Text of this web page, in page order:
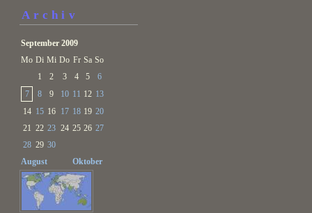
Archiv
September 2009
Mo Di Mi Do Fr Sa So
1
2 3 4 5
6
7
8 9 10 11 12 13
14 15 16 17 18 19 20
21 22 23 24 25 26 27
28 29 30
August
Oktober